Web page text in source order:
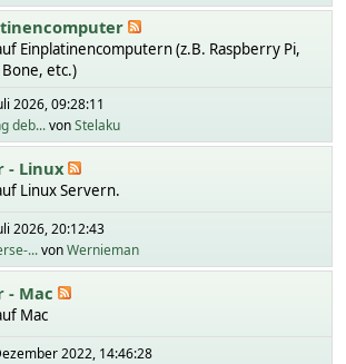
Einplatinencomputern (z.B. Raspberry Pi,
etc.)
2026, 09:28:11
deb...vonStelaku
- Linux
Linux Servern.
2026, 20:12:43
...vonWernieman
- Mac
Mac
2022, 14:46:28